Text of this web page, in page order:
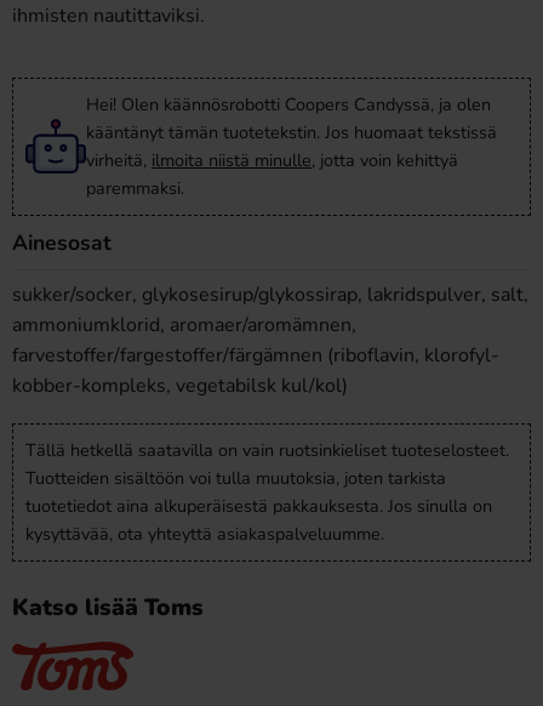
ihmisten nautittaviksi.
Hei! Olen käännösrobotti Coopers Candyssä, ja olen
kääntänyt tämän tuotetekstin. Jos huomaat tekstissä
virheitä, ilmoita niistä minulle, jotta voin kehittyä
paremmaksi.
Ainesosat
sukker/socker, glykosesirup/glykossirap, lakridspulver, salt,
ammoniumklorid, aromaer/aromämnen,
farvestoffer/fargestoffer/färgämnen (riboflavin, klorofyl-
kobber-kompleks, vegetabilsk kul/kol)
Tällä hetkellä saatavilla on vain ruotsinkieliset tuoteselosteet.
Tuotteiden sisältöön voi tulla muutoksia, joten tarkista
tuotetiedot aina alkuperäisestä pakkauksesta. Jos sinulla on
kysyttävää, ota yhteyttä asiakaspalveluumme.
Katso lisää Toms